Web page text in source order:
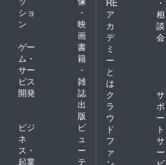
ショ
ン
・
映
画
ゲー
ム・
サー
ビス
開発
書
籍
・
雑
誌
出
版
ビジ
ネ
ス・
起業
ビ
ュ
ー
テ
ア
カ
デ
ミ
ー
と
は
相
談
会
ク
ラ
ウ
ド
フ
ァ
サ
ポ
ー
ト
サ
ー